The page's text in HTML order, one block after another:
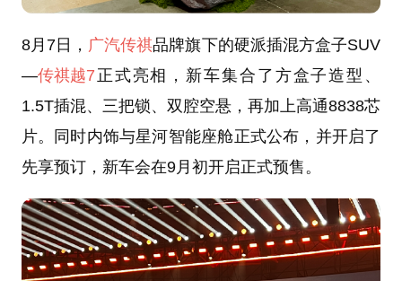
8月7日， 广汽传祺品牌旗下的硬派插混方盒子SUV
—传祺越7 正式亮相，新车集合了方盒子造型、
1.5T插混、三把锁、双腔空悬，再加上高通8838芯
片。同时内饰与星河智能座舱正式公布，并开启了
先享预订，新车会在9月初开启正式预售。